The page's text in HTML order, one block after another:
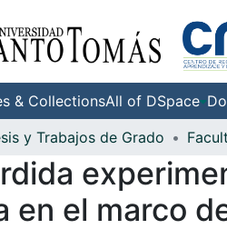
& CollectionsAll of DSpace
y Trabajos de Grado
en el marco